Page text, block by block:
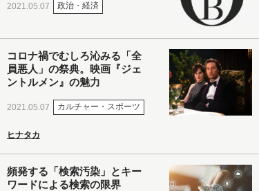
2021.05.07 政治・経済
コロナ禍でむしろ沁みる「全
員悪人」の祭典。映画『ジェ
ントルメン』の魅力
2021.05.07 カルチャー・スポーツ
ヒナタカ
頻発する「検索汚染」とキー
ワードによる検索の限界